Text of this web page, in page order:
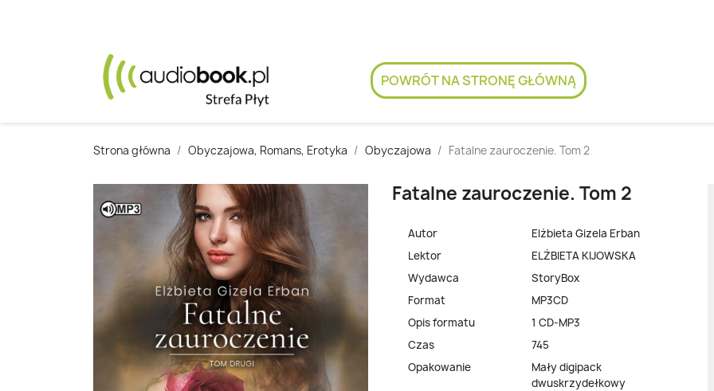
POWRÓT NA STRONĘ GŁÓWNĄ
Strona główna Obyczajowa, Romans, Erotyka Obyczajowa Fatalne zauroczenie. Tom 2
Fatalne zauroczenie. Tom 2
Autor
Elżbieta Gizela Erban
Lektor
ELŻBIETA KIJOWSKA
Wydawca
StoryBox
Format
MP3CD
Opis formatu
1 CD-MP3
Czas
745
Opakowanie
Mały digipack
dwuskrzydełkowy